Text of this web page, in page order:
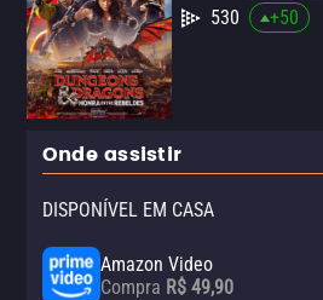
530
+50
Onde assistir
DISPONÍVEL EM CASA
Amazon Video
Compra R$ 49,90